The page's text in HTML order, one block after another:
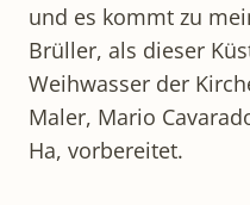
und es kommt zu
Brüller, als dieser
Weihwasser der
Maler, Mario
Ha, vorbereitet.